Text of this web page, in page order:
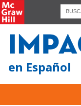
en Español